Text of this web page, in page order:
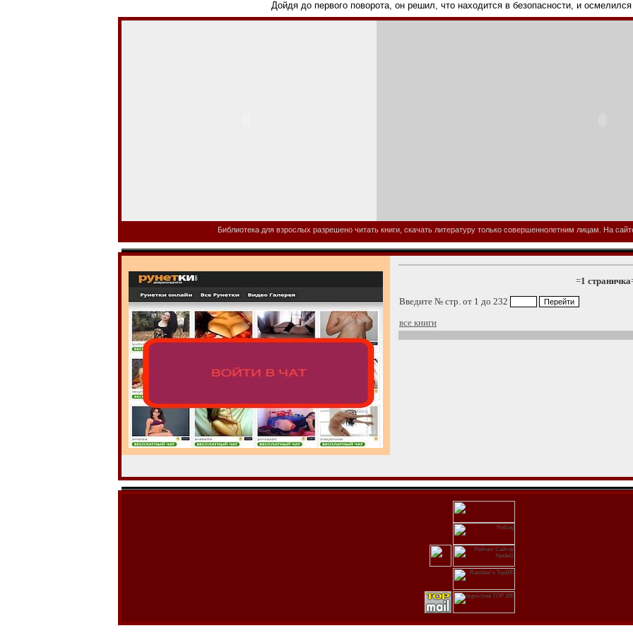
Дойдя до первого поворота, он решил, что находится в безопасности, и осмелился
Библиотека для взрослых разрешено читать книги, скачать литературу только совершеннолетним лицам. На
=1 страничка
Введите № стр. от 1 до 232
все книги